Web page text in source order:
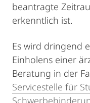
beantragte
erkenntlich ist.
Es wird dringend
Einholens einer
Beratung in der
Servicestelle für